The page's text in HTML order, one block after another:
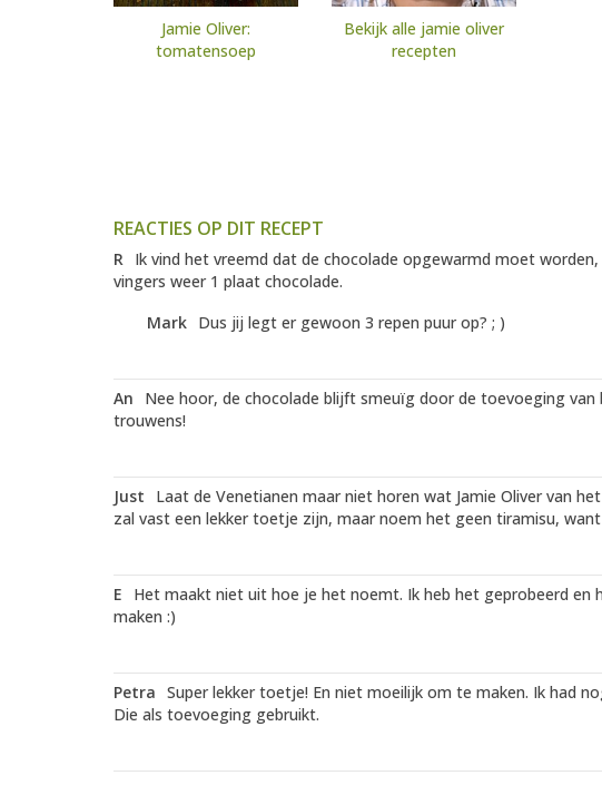
Jamie Oliver:
tomatensoep
Bekijk alle jamie oliver
recepten
REACTIES OP DIT RECEPT
R Ik vind het vreemd dat de chocolade opgewarmd moet
vingers weer 1 plaat chocolade.
Mark Dus jij legt er gewoon 3 repen puur op? ; )
An
Nee hoor, de chocolade blijft smeuïg door de toevoeging
trouwens!
Just
Laat de Venetianen maar niet horen wat Jamie Oliver van
zal vast een lekker toetje zijn, maar noem het geen tiramisu,
E
Het maakt niet uit hoe je het noemt. Ik heb het geprobeerd en
maken :)
Petra Super lekker toetje! En niet moeilijk om te maken. Ik had
Die als toevoeging gebruikt.